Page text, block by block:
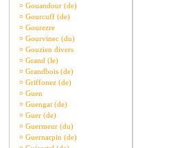
¤ Gouandour (de)
¤ Gourcuff (de)
¤ Gourezre
¤ Gourvinec (du)
¤ Gouzien divers
¤ Grand (le)
¤ Grandbois (de)
¤ Griffonez (de)
¤ Guen
¤ Guengat (de)
¤ Guer (de)
¤ Guermeur (du)
¤ Guernarpin (de)